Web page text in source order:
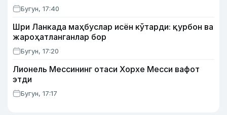
Бугун, 17:40
Шри Ланкада маҳбуслар исён кўтарди: қурбон ва
жароҳатланганлар бор
Бугун, 17:20
Лионель Мессининг отаси Хорхе Месси вафот
этди
Бугун, 17:17